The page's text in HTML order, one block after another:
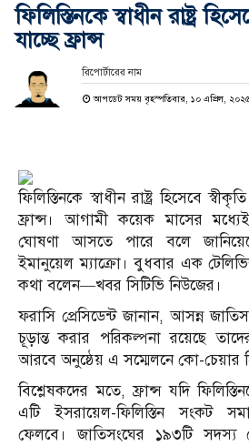
ফিলিস্তিনকে স্বাধীন রাষ্ট্র
যাচ্ছে ফ্রান্স
রিপোর্টারের নাম
আপডেট সময় বৃহস্পতিবার, ১০ এপ্রিল, ২০২৫
ফিলিস্তিনকে স্বাধীন রাষ্ট্র হিসেবে
ফ্রান্স। আগামী কয়েক মাসের
ঘোষণা আসতে পারে বলে
ইমানুয়েল ম্যাক্রো। বুধবার এক
কথা বলেন—খবর সিটিভি নিউজের।
ফরাসি প্রেসিডেন্ট জানান, আসন্ন
চূড়ান্ত করার পরিকল্পনা রয়েছে
আরবে অনুষ্ঠেয় এ সম্মেলনে কো-চেয়ার
বিশ্লেষকদের মতে, ফ্রান্স যদি
এটি ইসরায়েল-ফিলিস্তিন সংকট
ফেলবে। জাতিসংঘের ১৯৩টি সদস্য